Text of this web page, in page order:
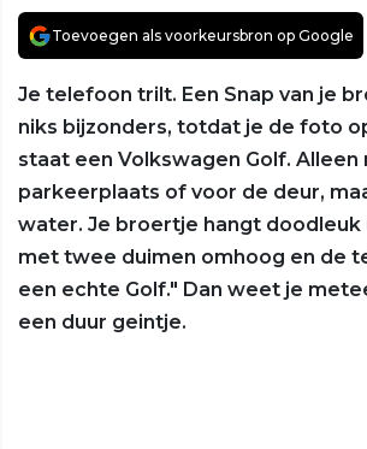
Toevoegen als voorkeursbron op Google
Je telefoon trilt. Een Snap van je
niks bijzonders, totdat je de foto
staat een Volkswagen Golf. Alleen
parkeerplaats of voor de deur,
water. Je broertje hangt doodleuk
met twee duimen omhoog en de
een echte Golf." Dan weet je
een duur geintje.